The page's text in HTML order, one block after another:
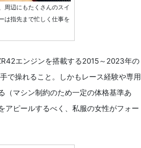
周辺にもたくさんのスイ
は指先まで忙しく仕事を
エンジンを搭載する2015～2023年の
で操れること。しかもレース経験や専用
（マシン制約のため一定の体格基準あ
アピールするべく、私服の女性がフォー